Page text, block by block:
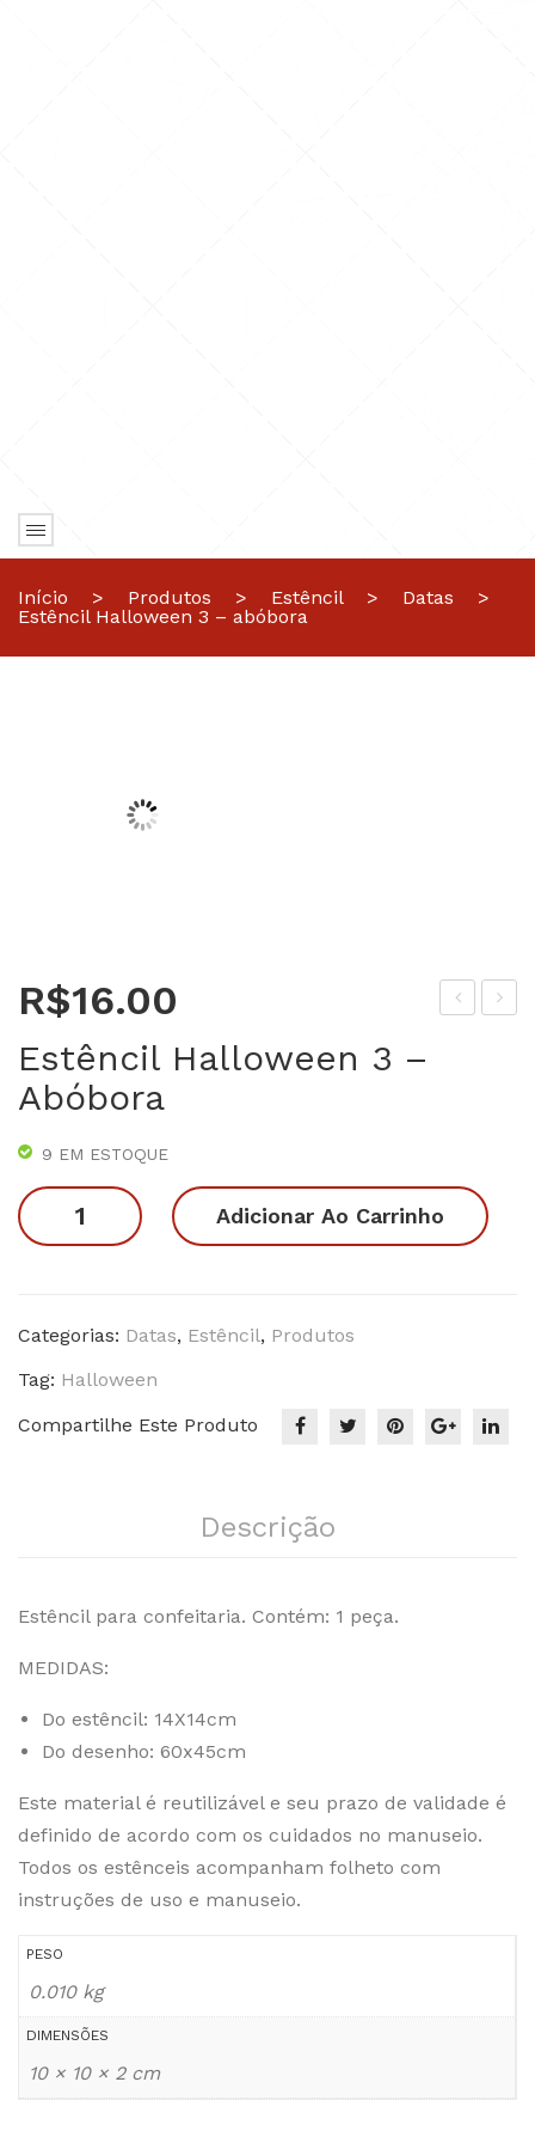
Início > Produtos > Estêncil > Datas
>
Estêncil Halloween 3 – abóbora
2 –
R$16.00
Estêncil Halloween 3 –
Abóbora
9 EM ESTOQUE
Estêncil
Halloween
abóbora
Adicionar Ao Carrinho
Categorias: Datas, Estêncil, Produtos
Tag: Halloween
Compartilhe Este Produto
Descrição
Estêncil para confeitaria. Contém: 1 peça.
MEDIDAS:
Do estêncil: 14X14cm
Do desenho: 60x45cm
Este material é reutilizável e seu prazo de validade é
definido de acordo com os cuidados no manuseio.
Todos os estênceis acompanham folheto com
instruções de uso e manuseio.
PESO
0.010 kg
DIMENSÕES
10 × 10 × 2 cm